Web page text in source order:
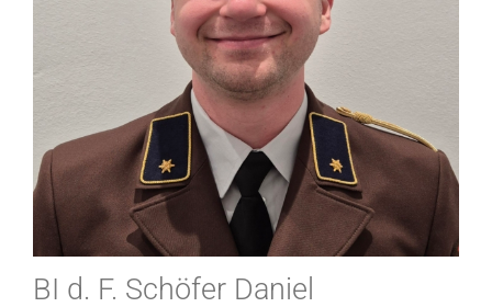
BI d. F. Schöfer Daniel